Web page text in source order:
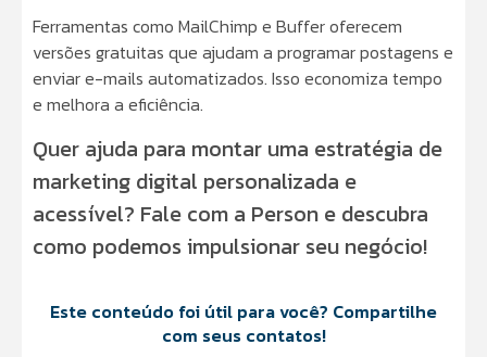
Ferramentas como MailChimp e Buffer oferecem
versões gratuitas que ajudam a programar postagens e
enviar e-mails automatizados. Isso economiza tempo
e melhora a eficiência.
Quer ajuda para montar uma estratégia de
marketing digital personalizada e
acessível? Fale com a Person e descubra
como podemos impulsionar seu negócio!
Este conteúdo foi útil para você? Compartilhe
com seus contatos!